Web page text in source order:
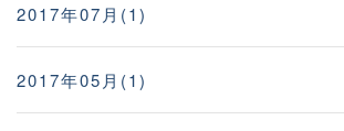
2017年07月(1)
2017年05月(1)